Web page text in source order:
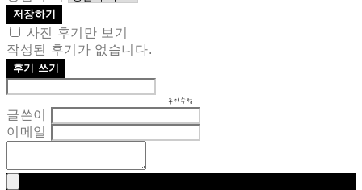
저장하기
사진 후기만 보기
작성된 후기가 없습니다.
후기 쓰기
후기 수정
글쓴이
이메일